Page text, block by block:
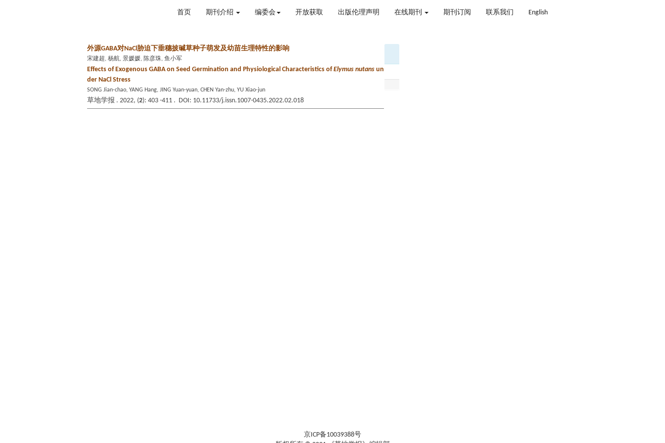
首页 期刊介绍 编委会 开放获取 出版伦理声明 在线期刊 期刊订阅 联系我们 English
外源GABA对NaCl胁迫下垂穗披碱草种子萌发及幼苗生理特性的影响
宋建超, 杨航, 景媛媛, 陈彦珠, 鱼小军
Effects of Exogenous GABA on Seed Germination and Physiological Characteristics ofElymus nutans un
der NaCl Stress
SONG Jian-chao, YANG Hang, JING Yuan-yuan, CHEN Yan-zhu, YU Xiao-jun
草地学报 . 2022, (2): 403 -411 . DOI: 10.11733/j.issn.1007-0435.2022.02.018
京ICP备10039388号